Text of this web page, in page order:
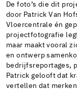
De foto’s die dit
door Patrick Van
Vloercentrale én
projectfotografie
maar maakt vooral
en ontwerp
bedrijfsreportages,
Patrick gelooft dat
vertellen dat